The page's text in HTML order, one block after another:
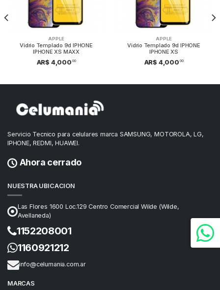
APPLE
Vidrio Templado 9d IPHONE
IPHONE XS MAXX
AR$ 4,000 00
APPLE
Vidrio Templado 9d IPHONE
IPHONE XS
AR$ 4,000 00
Servicio Tecnico para celulares marca SAMSUNG, MOTOROLA, LG,
IPHONE, REDMI, HUAWEI.
Ahora cerrado
NUESTRA UBICACION
Las Flores 1600 Loc.129 Centro Comercial Wilde (Wilde,
Avellaneda)
1152208001
1160921212
info@celumania.com.ar
MARCAS